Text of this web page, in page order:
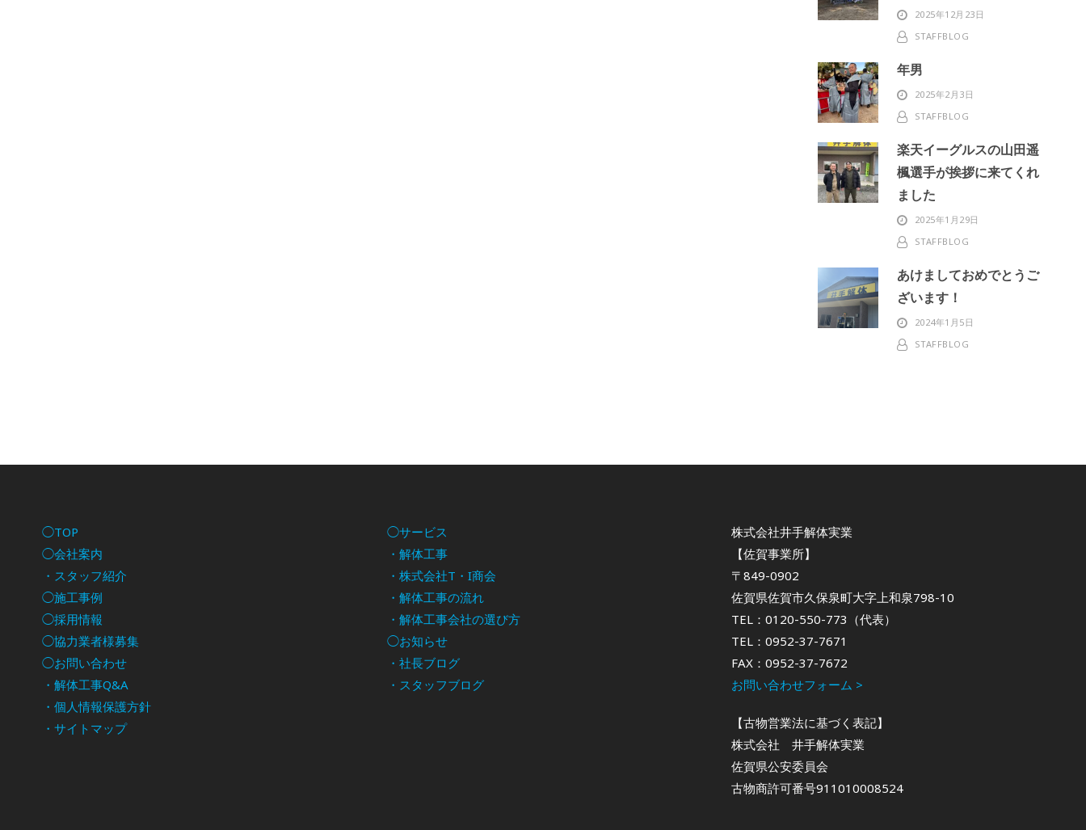
2025年12月23日
STAFFBLOG
年男
2025年2月3日
STAFFBLOG
楽天イーグルスの山田遥
楓選手が挨拶に来てくれ
ました
2025年1月29日
STAFFBLOG
あけましておめでとうご
ざいます！
2024年1月5日
STAFFBLOG
◯TOP
◯会社案内
・スタッフ紹介
◯施工事例
◯採用情報
◯協力業者様募集
◯お問い合わせ
・解体工事Q&A
・個人情報保護方針
・サイトマップ
◯サービス
・解体工事
・株式会社T・I商会
・解体工事の流れ
・解体工事会社の選び方
◯お知らせ
・社長ブログ
・スタッフブログ
株式会社井手解体実業
【佐賀事業所】
〒849-0902
佐賀県佐賀市久保泉町大字上和泉798-10
TEL：0120-550-773（代表）
TEL：0952-37-7671
FAX：0952-37-7672
お問い合わせフォーム >
【古物営業法に基づく表記】
株式会社 井手解体実業
佐賀県公安委員会
古物商許可番号911010008524